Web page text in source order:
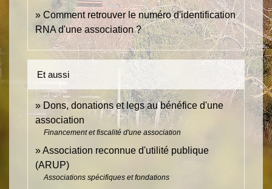
Comment retrouver le numéro d'identification
RNA d'une association ?
Et aussi
Dons, donations et legs au bénéfice d'une
association
Financement et fiscalité d'une association
Association reconnue d'utilité publique
(ARUP)
Associations spécifiques et fondations